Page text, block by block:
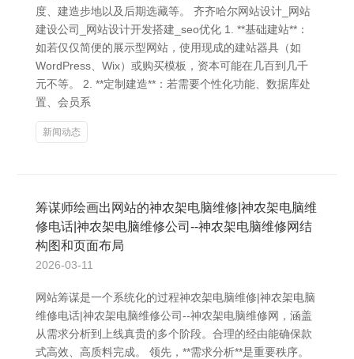
度、建造步地以及后期选藏等。 齐齐哈尔网站设计_网站
建设公司_网站设计开发搭建_seo优化 1. **基础建站**：
如若仅仅简便的展示型网站，使用现成的建站器具（如
WordPress、Wix）或购买模板，资本可能在几百到几千
元不等。 2. **定制建造**：若需要个性化功能、数据库处
置、会员系
新闻动态
筹谋师绘画出网站的神农架电脑维修|神农架电脑维
修电话|神农架电脑维修公司--神农架电脑维修网结
构图和页面布局
2026-03-11
网站筹谋是一个系统化的过程神农架电脑维修|神农架电脑
维修电话|神农架电脑维修公司--神农架电脑维修网，涵盖
从需求分析到上线真贵的多个阶段。合理的经由能确保款
式高效、高质料完成。 领先，**需求分析**是重要秩序。